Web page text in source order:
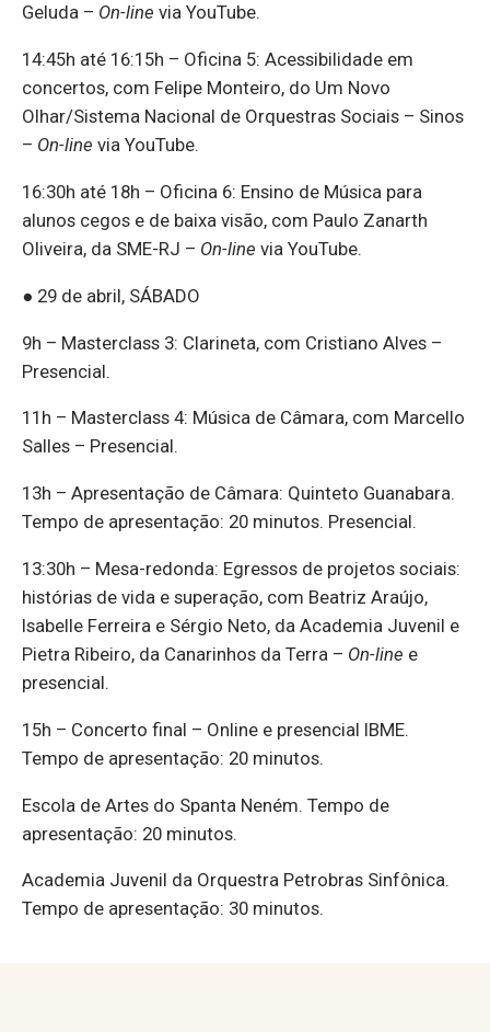
Geluda – On-line via YouTube.
14:45h até 16:15h – Oficina 5: Acessibilidade em
concertos, com Felipe Monteiro, do Um Novo
Olhar/Sistema Nacional de Orquestras Sociais – Sinos
– On-line via YouTube.
16:30h até 18h – Oficina 6: Ensino de Música para
alunos cegos e de baixa visão, com Paulo Zanarth
Oliveira, da SME-RJ – On-line via YouTube.
● 29 de abril, SÁBADO
9h – Masterclass 3: Clarineta, com Cristiano Alves –
Presencial.
11h – Masterclass 4: Música de Câmara, com Marcello
Salles – Presencial.
13h – Apresentação de Câmara: Quinteto Guanabara.
Tempo de apresentação: 20 minutos. Presencial.
13:30h – Mesa-redonda: Egressos de projetos sociais:
histórias de vida e superação, com Beatriz Araújo,
Isabelle Ferreira e Sérgio Neto, da Academia Juvenil e
Pietra Ribeiro, da Canarinhos da Terra – On-line e
presencial.
15h – Concerto final – Online e presencial IBME.
Tempo de apresentação: 20 minutos.
Escola de Artes do Spanta Neném. Tempo de
apresentação: 20 minutos.
Academia Juvenil da Orquestra Petrobras Sinfônica.
Tempo de apresentação: 30 minutos.